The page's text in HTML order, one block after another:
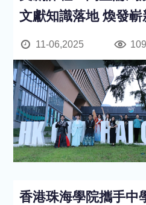
文獻知識落地 煥發嶄
11-06,2025
香港珠海學院攜手中